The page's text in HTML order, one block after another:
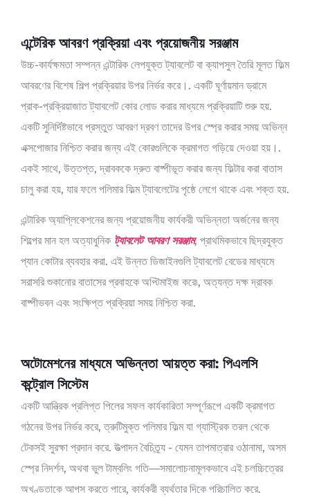
এন্টেরিক আবরণ প্রক্রিয়া এবং প্রয়োজনীয় সরঞ্জাম
উচ্চ-কার্যক্ষমতা সম্পন্ন এন্টারিক লেপযুক্ত ট্যাবলেট বা ক্যাপসুল তৈরি মূলত ফিল্ম
আবরণের বিশেষ শিল্প প্রক্রিয়ার উপর নির্ভর করে।. একটি ঘূর্ণায়মান ড্রামে
প্রাক-প্রক্রিয়াজাত ট্যাবলেট কোর লোড করার মাধ্যমে প্রক্রিয়াটি শুরু হয়.
একটি সুনির্দিষ্টভাবে প্রস্তুত আবরণ দ্রবণ তাদের উপর স্প্রে করার সময় অভিন্ন
এক্সপোজার নিশ্চিত করার জন্য এই কোরগুলিকে ক্রমাগত গড়িয়ে দেওয়া হয়।.
একই সাথে, উত্তপ্ত, দ্রাবককে দ্রুত বাষ্পীভূত করার জন্য ফিল্টার করা বাতাস
চালু করা হয়, যার ফলে পলিমার ফিল্ম ট্যাবলেটের পৃষ্ঠে লেগে থাকে এবং শক্ত হয়.
এন্টারিক অ্যাপ্লিকেশনের জন্য প্রয়োজনীয় কার্যকরী অভিন্নতা অর্জনের জন্য
শিল্পের মান হল অত্যাধুনিক ট্যাবলেট আবরণ সরঞ্জাম, প্রাথমিকভাবে ছিদ্রযুক্ত
প্যান কোটার ব্যবহার করা. এই উন্নত ডিজাইনগুলি ট্যাবলেট বেডের মাধ্যমে
সরাসরি শুকানোর বাতাসের প্রবাহকে অপ্টিমাইজ করে৷, অত্যন্ত দক্ষ দ্রাবক
বাষ্পীভবন এবং সংক্ষিপ্ত প্রক্রিয়া সময় নিশ্চিত করা.
অটোমেশনের মাধ্যমে অভিন্নতা আয়ত্ত করা: পিএলসি
কন্ট্রোল সিস্টেম
একটি আন্ত্রিক প্রলিপ্ত পিলের সফল কার্যকারিতা সম্পূর্ণরূপে একটি ক্রমাগত
গঠনের উপর নির্ভর করে, ত্রুটিমুক্ত পলিমার ফিল্ম যা গ্যাস্ট্রিক তরল থেকে
টেকসই সুরক্ষা প্রদান করে. উত্পাদন বৈচিত্র্য - যেমন তাপমাত্রার ওঠানামা, অসম
স্প্রে নিদর্শন, অথবা ভুল টাম্বলিং গতি—সমালোচনামূলকভাবে এই চলচ্চিত্রের
অখণ্ডতাকে আপস করতে পারে, কার্যকরী ব্যর্থতার দিকে পরিচালিত করে.